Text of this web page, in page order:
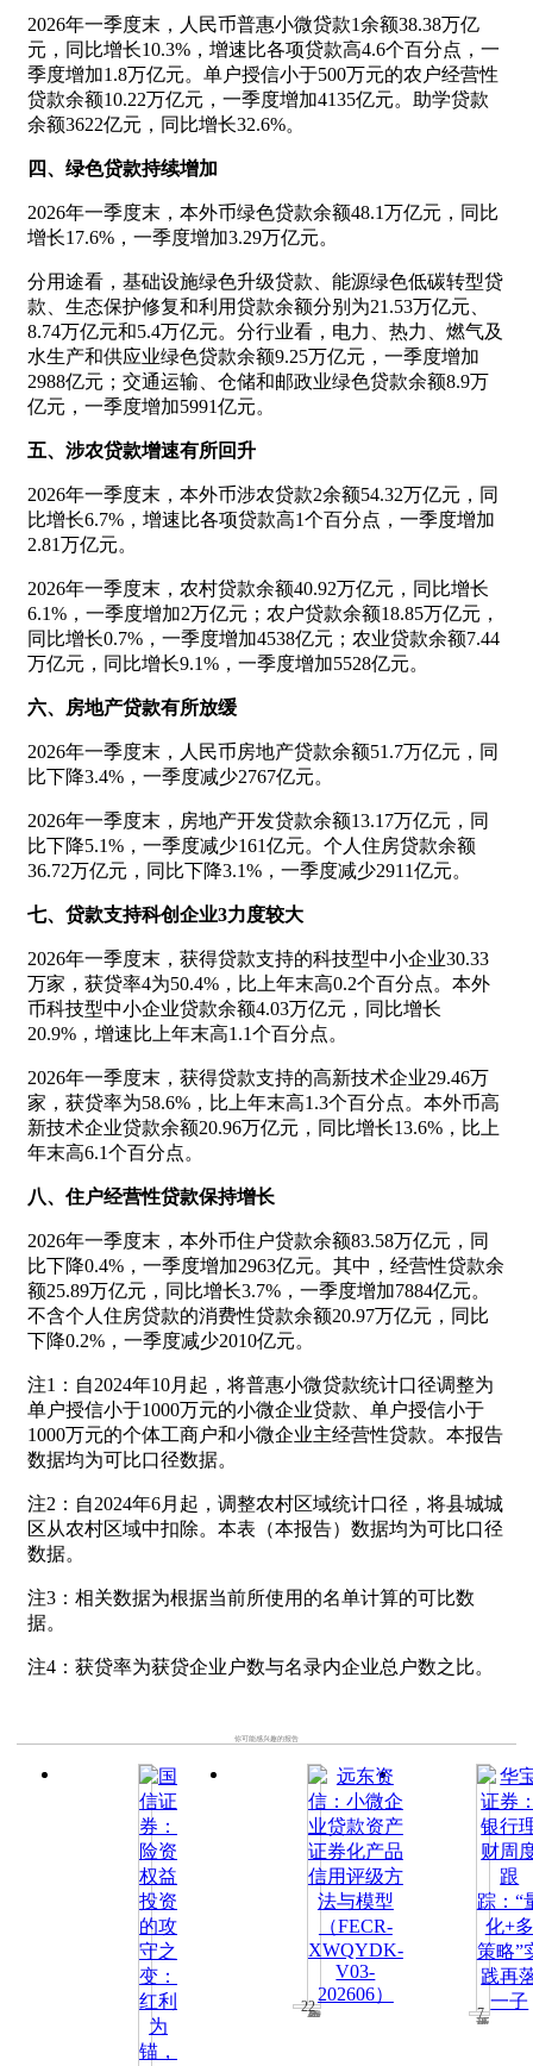
2026年一季度末，人民币普惠小微贷款1余额38.38万亿
元，同比增长10.3%，增速比各项贷款高4.6个百分点，一
季度增加1.8万亿元。单户授信小于500万元的农户经营性
贷款余额10.22万亿元，一季度增加4135亿元。助学贷款
余额3622亿元，同比增长32.6%。
四、绿色贷款持续增加
2026年一季度末，本外币绿色贷款余额48.1万亿元，同比
增长17.6%，一季度增加3.29万亿元。
分用途看，基础设施绿色升级贷款、能源绿色低碳转型贷
款、生态保护修复和利用贷款余额分别为21.53万亿元、
8.74万亿元和5.4万亿元。分行业看，电力、热力、燃气及
水生产和供应业绿色贷款余额9.25万亿元，一季度增加
2988亿元；交通运输、仓储和邮政业绿色贷款余额8.9万
亿元，一季度增加5991亿元。
五、涉农贷款增速有所回升
2026年一季度末，本外币涉农贷款2余额54.32万亿元，同
比增长6.7%，增速比各项贷款高1个百分点，一季度增加
2.81万亿元。
2026年一季度末，农村贷款余额40.92万亿元，同比增长
6.1%，一季度增加2万亿元；农户贷款余额18.85万亿元，
同比增长0.7%，一季度增加4538亿元；农业贷款余额7.44
万亿元，同比增长9.1%，一季度增加5528亿元。
六、房地产贷款有所放缓
2026年一季度末，人民币房地产贷款余额51.7万亿元，同
比下降3.4%，一季度减少2767亿元。
2026年一季度末，房地产开发贷款余额13.17万亿元，同
比下降5.1%，一季度减少161亿元。个人住房贷款余额
36.72万亿元，同比下降3.1%，一季度减少2911亿元。
七、贷款支持科创企业3力度较大
2026年一季度末，获得贷款支持的科技型中小企业30.33
万家，获贷率4为50.4%，比上年末高0.2个百分点。本外
币科技型中小企业贷款余额4.03万亿元，同比增长
20.9%，增速比上年末高1.1个百分点。
2026年一季度末，获得贷款支持的高新技术企业29.46万
家，获贷率为58.6%，比上年末高1.3个百分点。本外币高
新技术企业贷款余额20.96万亿元，同比增长13.6%，比上
年末高6.1个百分点。
八、住户经营性贷款保持增长
2026年一季度末，本外币住户贷款余额83.58万亿元，同
比下降0.4%，一季度增加2963亿元。其中，经营性贷款余
额25.89万亿元，同比增长3.7%，一季度增加7884亿元。
不含个人住房贷款的消费性贷款余额20.97万亿元，同比
下降0.2%，一季度减少2010亿元。
注1：自2024年10月起，将普惠小微贷款统计口径调整为
单户授信小于1000万元的小微企业贷款、单户授信小于
1000万元的个体工商户和小微企业主经营性贷款。本报告
数据均为可比口径数据。
注2：自2024年6月起，调整农村区域统计口径，将县城城
区从农村区域中扣除。本表（本报告）数据均为可比口径
数据。
注3：相关数据为根据当前所使用的名单计算的可比数
据。
注4：获贷率为获贷企业户数与名录内企业总户数之比。
你可能感兴趣的报告
22 7